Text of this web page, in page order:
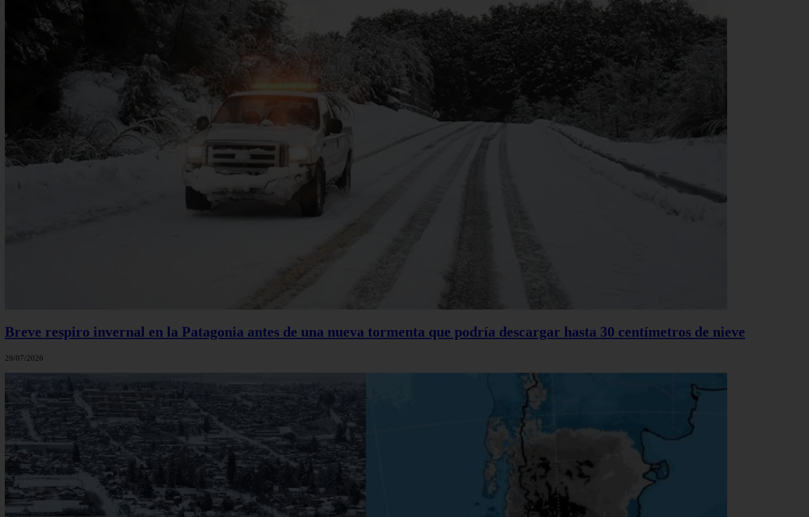
Breve respiro invernal en la Patagonia antes de una nueva tormenta que podría descargar hasta 30 centímetros de nieve
29/07/2026